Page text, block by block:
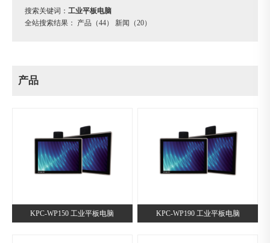
搜索关键词： 工业平板电脑
全站搜索结果：
产品（44） 新闻（20）
产品
KPC-WP150 工业平板电脑 KPC-WP190 工业平板电脑